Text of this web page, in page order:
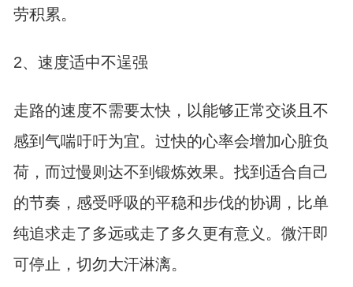
劳积累。
2、速度适中不逞强
走路的速度不需要太快，以能够正常交谈且不
感到气喘吁吁为宜。过快的心率会增加心脏负
荷，而过慢则达不到锻炼效果。找到适合自己
的节奏，感受呼吸的平稳和步伐的协调，比单
纯追求走了多远或走了多久更有意义。微汗即
可停止，切勿大汗淋漓。